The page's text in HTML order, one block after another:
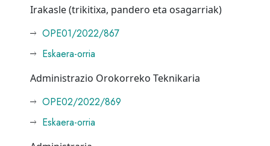
Irakasle (trikitixa, pandero eta osagarriak)
OPE01/2022/867
Eskaera-orria
Administrazio Orokorreko Teknikaria
OPE02/2022/869
Eskaera-orria